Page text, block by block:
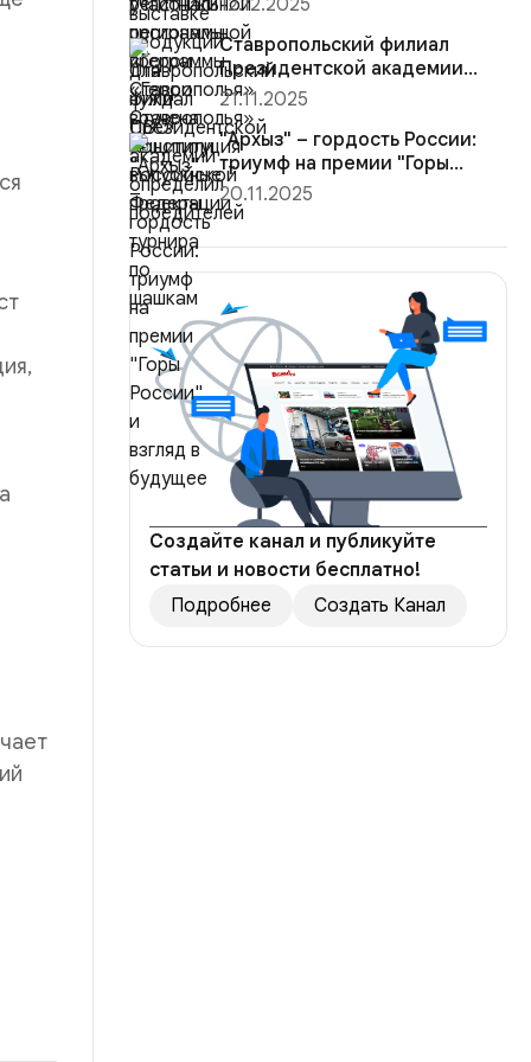
Конституция Ро...
12.12.2025
Ставропольский филиал
Президентской академии
определил победителей
турнира ...
21.11.2025
"Архыз" – гордость России:
триумф на премии "Горы
России"...
20.11.2025
Создайте канал и публикуйте
статьи и новости бесплатно!
Подробнее
Создать Канал